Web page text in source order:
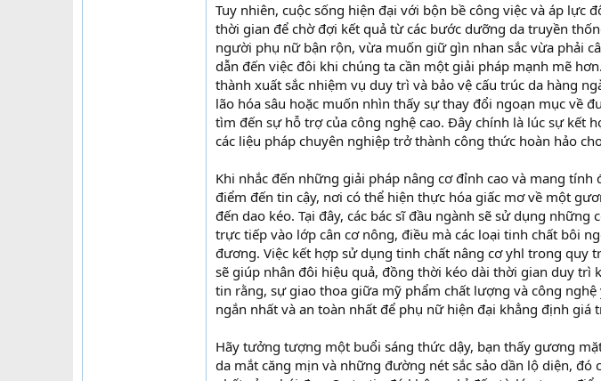
Tuy nhiên, cuộc sống hiện đại với bộn bề công việc và áp lực
thời gian để chờ đợi kết quả từ các bước dưỡng da truyền
người phụ nữ bận rộn, vừa muốn giữ gìn nhan sắc vừa phải
dẫn đến việc đôi khi chúng ta cần một giải pháp mạnh mẽ
thành xuất sắc nhiệm vụ duy trì và bảo vệ cấu trúc da hàng
lão hóa sâu hoặc muốn nhìn thấy sự thay đổi ngoạn mục về
tìm đến sự hỗ trợ của công nghệ cao. Đây chính là lúc sự kết
các liệu pháp chuyên nghiệp trở thành công thức hoàn hảo
Khi nhắc đến những giải pháp nâng cơ đỉnh cao và mang
điểm đến tin cậy, nơi có thể hiện thực hóa giấc mơ về một
đến dao kéo. Tại đây, các bác sĩ đầu ngành sẽ sử dụng
trực tiếp vào lớp cân cơ nông, điều mà các loại tinh chất bôi
đương. Việc kết hợp sử dụng tinh chất nâng cơ yhl trong quy
sẽ giúp nhân đôi hiệu quả, đồng thời kéo dài thời gian duy trì
tin rằng, sự giao thoa giữa mỹ phẩm chất lượng và công
ngắn nhất và an toàn nhất để phụ nữ hiện đại khẳng định giá
Hãy tưởng tượng một buổi sáng thức dậy, bạn thấy gương
da mắt căng mịn và những đường nét sắc sảo dần lộ diện, đó